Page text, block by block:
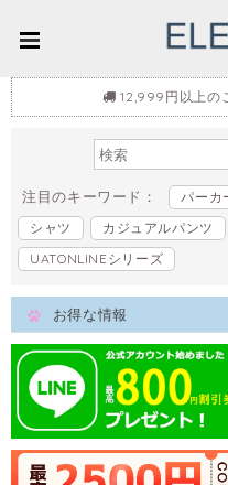
12,999円以上の
注目のキーワード： パーカ
シャツ
カジュアルパンツ
UATONLINEシリーズ
お得な情報